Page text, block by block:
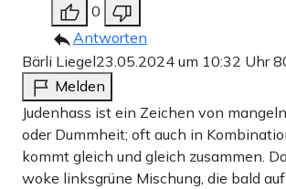
0
Antworten
Bärli Liegel23.05.2024 um 10:32 Uhr
Melden
Judenhass ist ein Zeichen von
oder Dummheit; oft auch in
kommt gleich und gleich zusammen.
woke linksgrüne Mischung, die bald